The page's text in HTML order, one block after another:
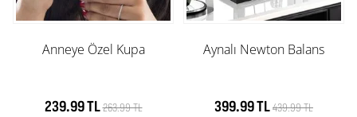
Anneye Özel Kupa
239.99 TL263.99 TL
Aynalı Newton Balans
399.99 TL439.99 TL